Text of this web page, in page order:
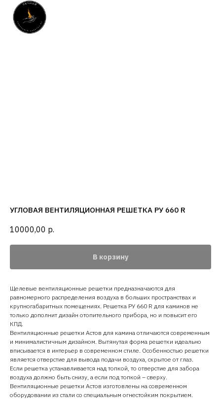
УГЛОВАЯ ВЕНТИЛЯЦИОННАЯ РЕШЕТКА РУ 660 R
10000,00 р.
В корзину
Щелевые вентиляционные решетки предназначаются для
равномерного распределения воздуха в больших пространствах и
крупногабаритных помещениях. Решетка РУ 660 R для каминов не
только дополнит дизайн отопительного прибора, но и повысит его
КПД.
Вентиляционные решетки Астов для камина отличаются современным
и минималистичным дизайном. Вытянутая форма решетки идеально
вписывается в интерьер в современном стиле. Особенностью решетки
является отверстие для вывода подачи воздуха, скрытое от глаз.
Если решетка устанавливается над топкой, то отверстие для забора
воздуха должно быть снизу, а если под топкой – сверху.
Вентиляционные решетки Астов изготовлены на современном
оборудовании из стали со специальным огнестойким покрытием.